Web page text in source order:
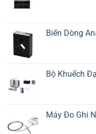
Biến Dòng
Bộ Khuếch
Máy Đo Ghi